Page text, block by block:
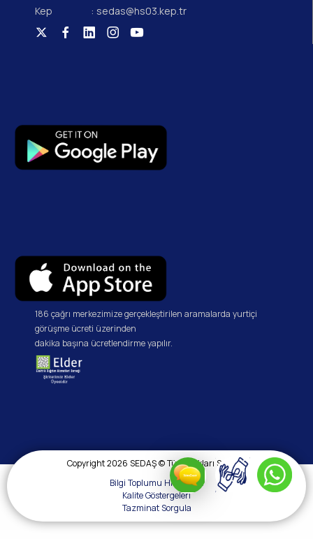
Kep
: sedas@hs03.kep.tr
186 çağrı merkezimize gerçekleştirilen aramalarda yurtiçi
görüşme ücreti üzerinden
dakika başına ücretlendirme yapılır.
Copyright 2026 SEDAŞ © Tüm Hakları Saklıdır.
Bilgi Toplumu Hizmetleri
Kalite Göstergeleri
Tazminat Sorgula